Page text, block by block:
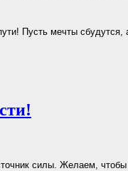
Пусть мечты сбудутся,
силы. Желаем,